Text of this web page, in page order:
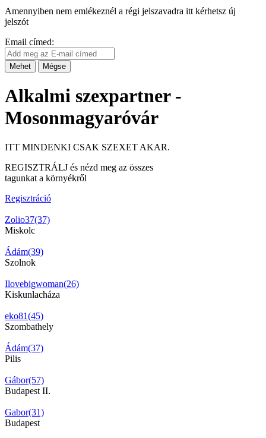
Amennyiben nem emlékeznél a régi jelszavadra itt kérhetsz új
jelszót
Email címed:
Mehet Mégse
Alkalmi szexpartner -
Mosonmagyaróvár
ITT MINDENKI CSAK SZEXET AKAR.
REGISZTRÁLJ és nézd meg az összes
tagunkat a környékről
Regisztráció
Zolio37(37)
Miskolc
Ádám(39)
Szolnok
Ilovebigwoman(26)
Kiskunlacháza
eko81(45)
Szombathely
Ádám(37)
Pilis
Gábor(57)
Budapest II.
Gabor(31)
Budapest